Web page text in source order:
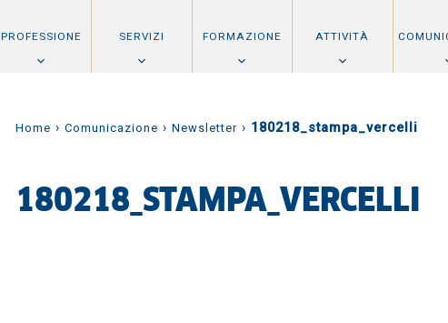
PROFESSIONE SERVIZI FORMAZIONE ATTIVITÀ
Home › Comunicazione › Newsletter › 180218_stampa_vercelli
180218_STAMPA_VERCELLI